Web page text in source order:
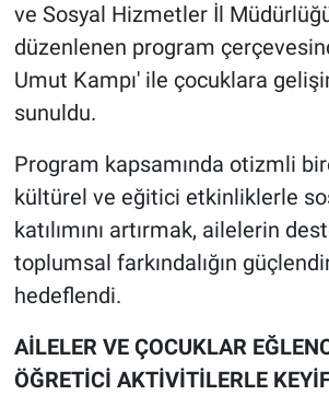
ve Sosyal Hizmetler İl
düzenlenen program
Umut Kampı' ile çocuklara
sunuldu.
Program kapsamında otizmli
kültürel ve eğitici etkinliklerle
katılımını artırmak, ailelerin
toplumsal farkındalığın
hedeflendi.
AİLELER VE ÇOCUKLAR
ÖĞRETİCİ AKTİVİTİLERLE